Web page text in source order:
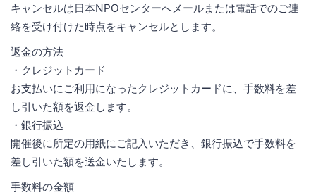
キャンセルは日本NPOセンターへメールまたは電話でのご連
絡を受け付けた時点をキャンセルとします。
返金の方法
・クレジットカード
お支払いにご利用になったクレジットカードに、手数料を差
し引いた額を返金します。
・銀行振込
開催後に所定の用紙にご記入いただき、銀行振込で手数料を
差し引いた額を送金いたします。
手数料の金額